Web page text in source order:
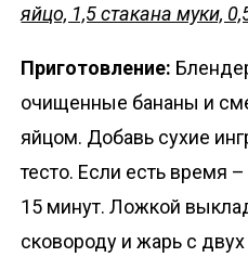
яйцо, 1,5 стакана муки,
Приготовление:
очищенные бананы и
яйцом. Добавь сухие
тесто. Если есть время
15 минут. Ложкой
сковороду и жарь с